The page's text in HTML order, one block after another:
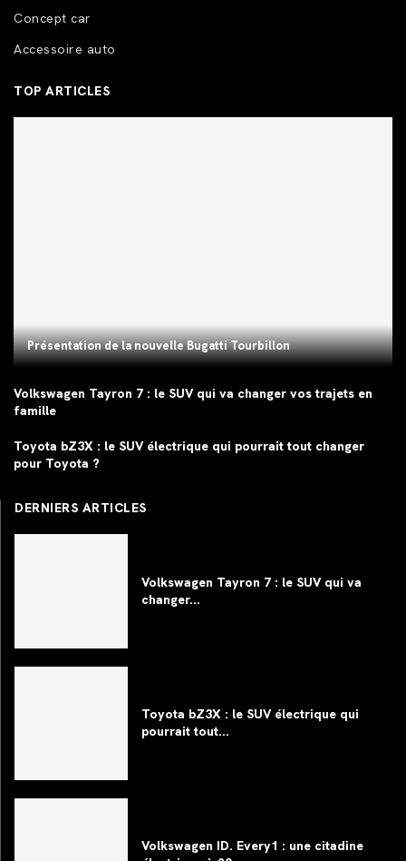
Concept car
Accessoire auto
TOP ARTICLES
Présentation de la nouvelle Bugatti Tourbillon
Volkswagen Tayron 7 : le SUV qui va changer vos trajets en
famille
Toyota bZ3X : le SUV électrique qui pourrait tout changer
pour Toyota ?
DERNIERS ARTICLES
Volkswagen Tayron 7 : le SUV qui va
changer...
Toyota bZ3X : le SUV électrique qui
pourrait tout...
Volkswagen ID. Every1 : une citadine